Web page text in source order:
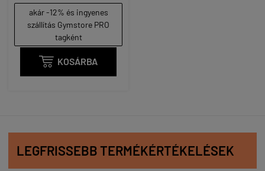
akár -12% és ingyenes
szállítás Gymstore PRO
tagként
 KOSÁRBA
LEGFRISSEBB TERMÉKÉRTÉKELÉSEK